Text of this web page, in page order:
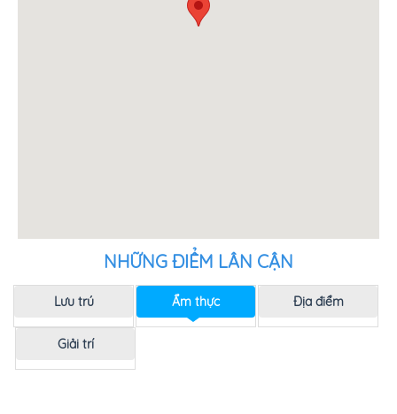
NHỮNG ĐIỂM LÂN CẬN
Lưu trú Ẩm thực Địa điểm
Giải trí